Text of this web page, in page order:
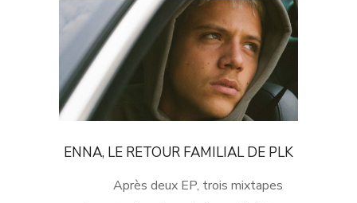
ENNA, LE RETOUR FAMILIAL DE PLK
Après deux EP, trois mixtapes